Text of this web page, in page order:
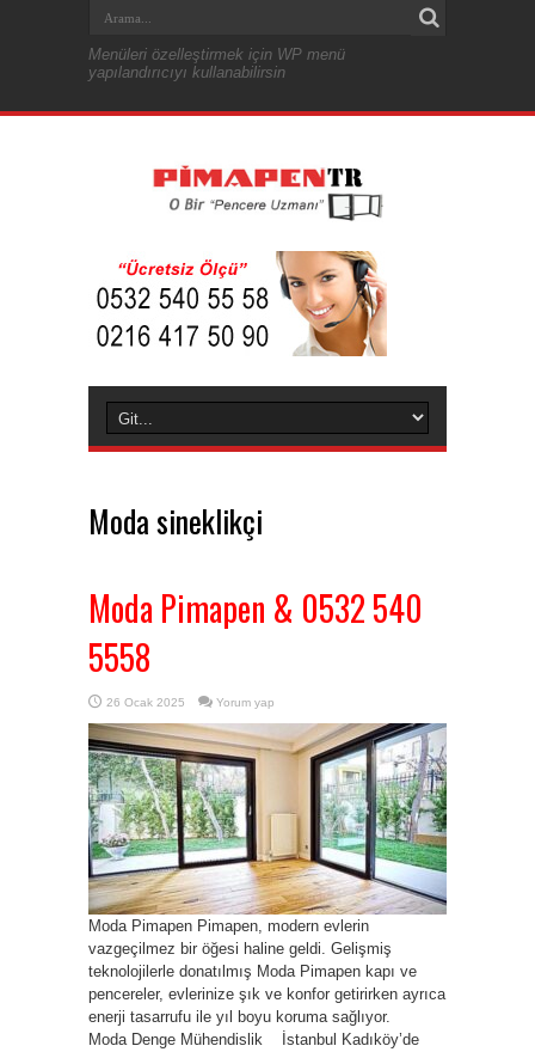
Menüleri özelleştirmek için WP menü
yapılandırıcıyı kullanabilirsin
Moda sineklikçi
Moda Pimapen & 0532 540
5558
26 Ocak 2025 Yorum yap
Moda Pimapen Pimapen, modern evlerin
vazgeçilmez bir öğesi haline geldi. Gelişmiş
teknolojilerle donatılmış Moda Pimapen kapı ve
pencereler, evlerinize şık ve konfor getirirken ayrıca
enerji tasarrufu ile yıl boyu koruma sağlıyor.
Moda Denge Mühendislik İstanbul Kadıköy’de